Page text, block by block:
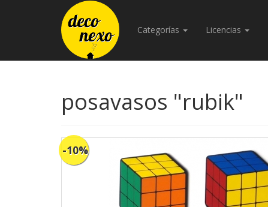
Categorías Licencias
posavasos "rubik"
-10%